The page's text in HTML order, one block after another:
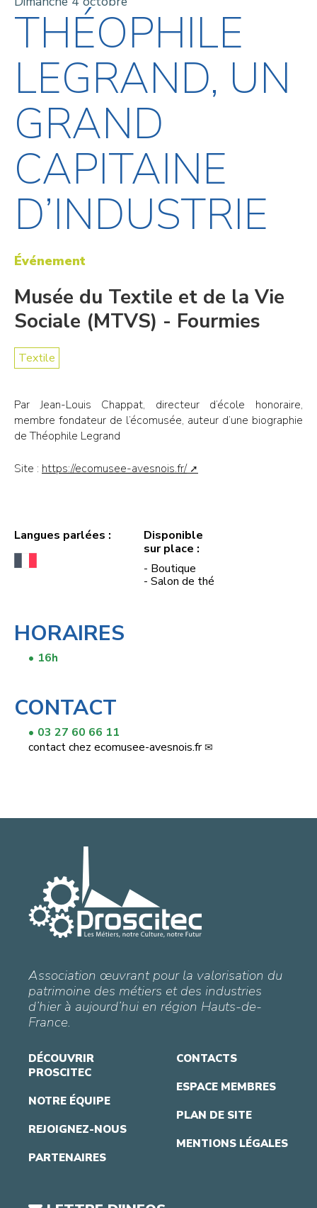
THÉOPHILE
LEGRAND, UN
GRAND
CAPITAINE
D’INDUSTRIE
Événement
Musée du Textile et de la Vie
Sociale (MTVS) - Fourmies
Textile
Par Jean-Louis Chappat, directeur d’école honoraire,
membre fondateur de l’écomusée, auteur d’une biographie
de Théophile Legrand
Site : https://ecomusee-avesnois.fr/
Langues parlées :
Disponible
sur place :
- Boutique
- Salon de thé
HORAIRES
16h
CONTACT
03 27 60 66 11
contactchez ecomusee-avesnois.fr
Association œuvrant pour la valorisation du
patrimoine des métiers et des industries
d’hier à aujourd’hui en région Hauts-de-
France.
DÉCOUVRIR
PROSCITEC
NOTRE ÉQUIPE
REJOIGNEZ-NOUS
PARTENAIRES
CONTACTS
ESPACE MEMBRES
PLAN DE SITE
MENTIONS LÉGALES